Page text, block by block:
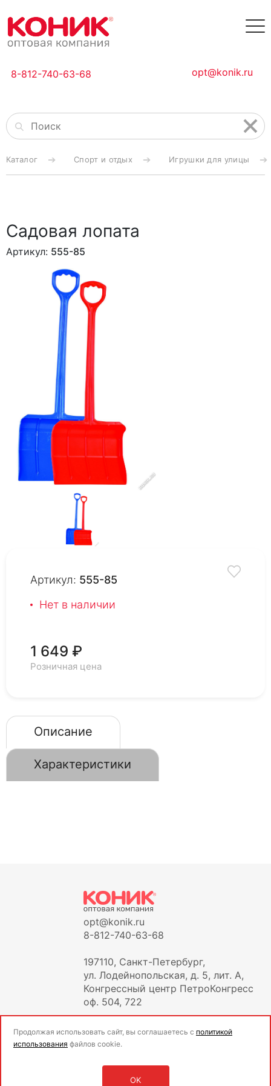
8-812-740-63-68 opt@konik.ru
Каталог Спорт и отдых Игрушки для улицы
Садовая лопата
Артикул: 555-85
Артикул: 555-85
Нет в наличии
1 649 ₽
Розничная цена
Описание
Характеристики
opt@konik.ru
8-812-740-63-68
197110, Санкт-Петербург,
ул. Лодейнопольская, д. 5, лит. А,
Конгрессный центр ПетроКонгресс
оф. 504, 722
Продолжая использовать сайт, вы соглашаетесь с политикой
использования файлов cookie.
OK